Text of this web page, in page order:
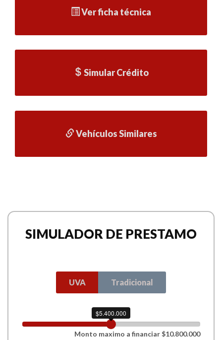
Ver ficha técnica
Simular Crédito
Vehículos Similares
SIMULADOR DE PRESTAMO
UVA Tradicional
$5.400.000
Monto maximo a financiar $10.800.000